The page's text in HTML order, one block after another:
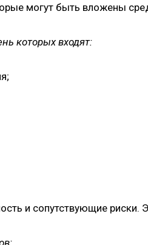
могут быть вложены
которых входят:
и сопутствующие